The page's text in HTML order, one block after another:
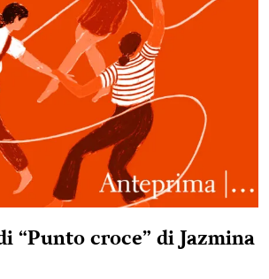
“Punto croce” di Jazmina